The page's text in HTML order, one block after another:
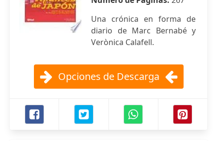
Una crónica en forma de
diario de Marc Bernabé y
Verònica Calafell.
Opciones de Descarga